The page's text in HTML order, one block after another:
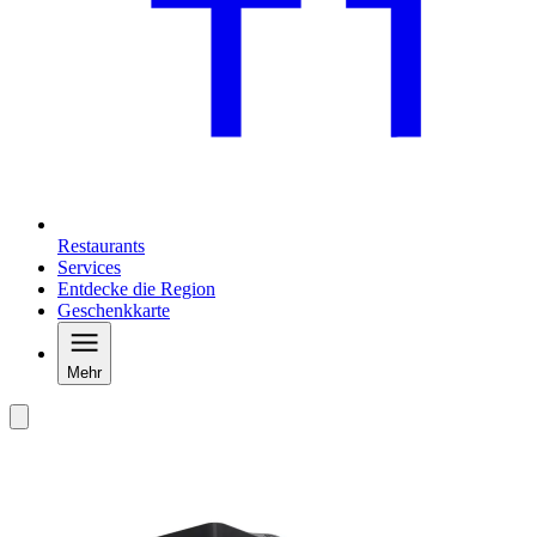
Restaurants
Services
Entdecke die Region
Geschenkkarte
Mehr